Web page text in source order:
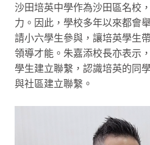
沙田培英中學作為沙田區名校
力。因此，學校多年以來都會
請小六學生參與，讓培英學生
領導才能。朱嘉添校長亦表示
學生建立聯繫，認識培英的同
與社區建立聯繫。